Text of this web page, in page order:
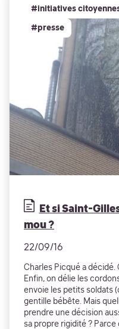
#initiatives
#presse
Et si Saint-
mou ?
22/09/16
Charles Picqué a décidé.
Enfin, on délie les
envoie les petits soldats
gentille bébête. Mais
prendre une décision
sa propre rigidité ? Parce